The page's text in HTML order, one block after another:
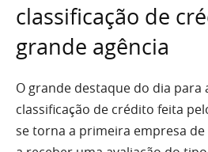
classificação de
grande agência
O grande destaque do dia para
classificação de crédito feita
se torna a primeira empresa